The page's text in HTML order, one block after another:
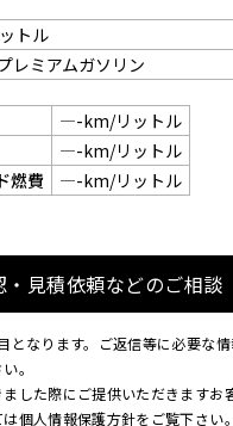
トル
レミアムガソリン
—-km/リットル
—-km/リットル
燃費
—-km/リットル
・見積依頼などのご相談
となります。ご返信等に必要な
。
した際にご提供いただきますお
個人情報保護方針をご覧下さい。